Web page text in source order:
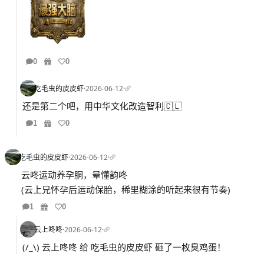
0 0
吃毛虫的皮皮虾·2026-06-12·
还是第二个吧，用中华文化改造智利🇨🇱
1 0
吃毛虫的皮皮虾·2026-06-12·
云咚运动养孕胴，晕懂韵咚
(云上兄怀孕后运动保胎，稀里糊涂的听起来很有节奏)
1 0
云上咚咚·2026-06-12·
(/_\) 云上咚咚 给 吃毛虫的皮皮虾 砸了一枚臭鸡蛋！